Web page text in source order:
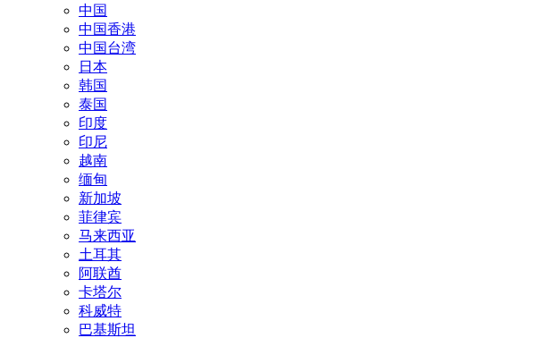
中国
中国香港
中国台湾
日本
韩国
泰国
印度
印尼
越南
缅甸
新加坡
菲律宾
马来西亚
土耳其
阿联酋
卡塔尔
科威特
巴基斯坦